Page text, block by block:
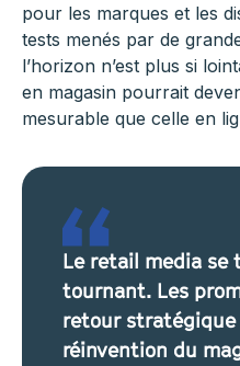
pour les marques et les
tests menés par de
l’horizon n’est plus si
en magasin pourrait
mesurable que celle en
Le retail media se
tournant. Les
retour stratégique
réinvention du